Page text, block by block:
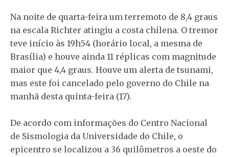
Na noite de quarta-feira um terremoto de 8,4 graus
na escala Richter atingiu a costa chilena. O tremor
teve início às 19h54 (horário local, a mesma de
Brasília) e houve ainda 11 réplicas com magnitude
maior que 4,4 graus. Houve um alerta de tsunami,
mas este foi cancelado pelo governo do Chile na
manhã desta quinta-feira (17).
De acordo com informações do Centro Nacional
de Sismologia da Universidade do Chile, o
epicentro se localizou a 36 quilômetros a oeste do